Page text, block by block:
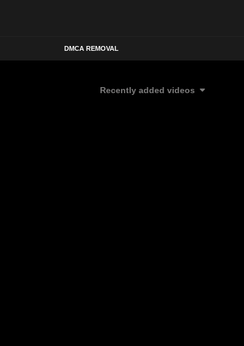
DMCA REMOVAL
Recently added videos